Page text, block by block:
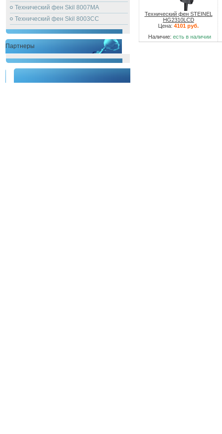
Технический фен Skil 8007MA
Технический фен Skil 8003CC
Партнеры
Технический фен STEINEL
HG2310LCD
Цена: 4101 руб.
Наличие: есть в наличии